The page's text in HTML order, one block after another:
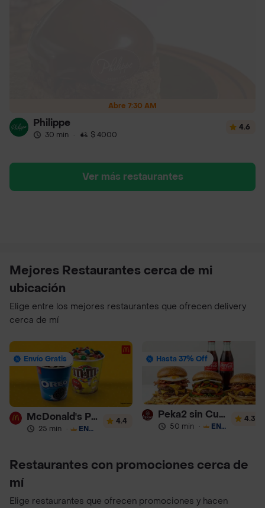
Abre 7:30 AM
Philippe
30 min · $ 4000
4.6
Ver más restaurantes
Mejores Restaurantes cerca de mi
ubicación
Elige entre los mejores restaurantes que ofrecen delivery
cerca de mí
Envío Gratis
McDonald's Postres
25 min · ENVÍO GRATIS
4.4
Hasta 37% Off
Peka2 sin Culpa Lourdes
50 min · ENVÍO GRATIS
4.3
Restaurantes con promociones cerca de
mí
Elige restaurantes que ofrecen promociones y hacen